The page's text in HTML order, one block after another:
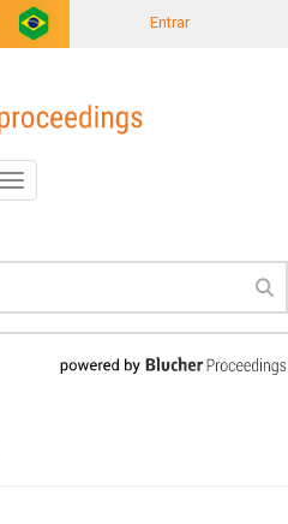
Entrar
Toggle
navigation